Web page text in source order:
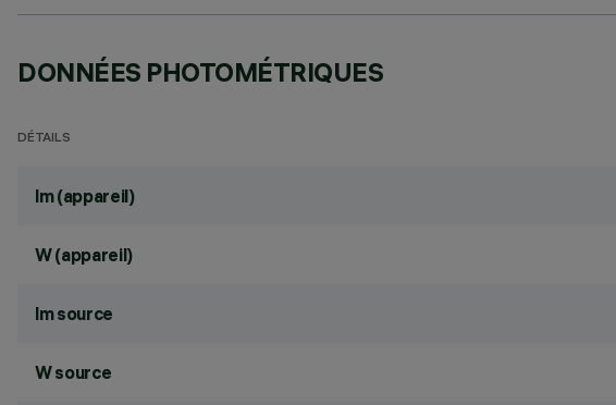
DONNÉES PHOTOMÉTRIQUES
DÉTAILS
lm (appareil)
W (appareil)
lm source
W source